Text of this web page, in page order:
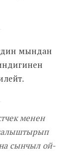
мындан
менен
сынчыл ой-